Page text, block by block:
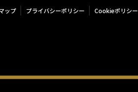
ップ プライバシーポリシー Cookieポリシー